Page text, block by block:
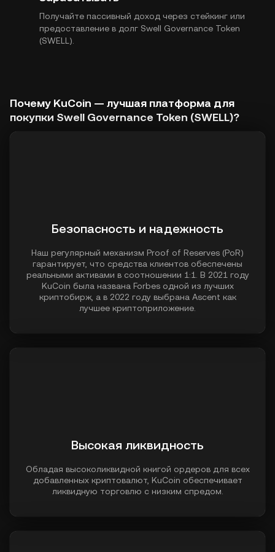
Получайте пассивный доход через стейкинг или
предоставление в долг Swell Governance Token
(SWELL).
Почему KuCoin — лучшая платформа для
покупки Swell Governance Token (SWELL)?
Безопасность и надежность
Наш регулярный механизм Proof of Reserves (PoR)
гарантирует, что средства клиентов обеспечены
реальными активами в соотношении 1:1. В 2021 году
KuCoin была названа Forbes одной из лучших
криптобирж, а в 2022 году выбрана Ascent как
лучшее криптоприложение.
Высокая ликвидность
Обладая высоколиквидной книгой ордеров для всех
добавленных криптовалют, KuCoin обеспечивает
ликвидную торговлю с низким спредом.